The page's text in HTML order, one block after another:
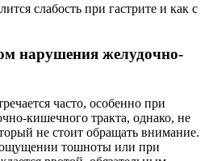
слабость при гастрите и как с
нарушения желудочно-
часто, особенно при
кишечного тракта, однако, не
не стоит обращать внимание.
тошноты или при